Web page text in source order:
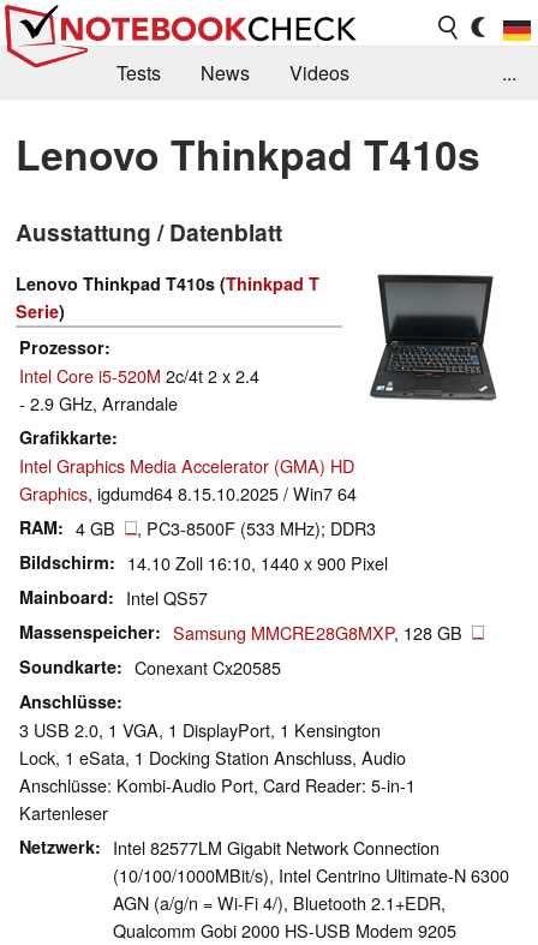
Tests News
Videos
Kaufberatung
Deals Suche
Jobs
Forum
...
Lenovo Thinkpad T410s
Ausstattung / Datenblatt
Lenovo Thinkpad T410s (Thinkpad T
Serie)
Prozessor
Intel Core i5-520M 2c/4t 2 x 2.4
- 2.9 GHz, Arrandale
Grafikkarte
Intel Graphics Media Accelerator (GMA) HD
Graphics, igdumd64 8.15.10.2025 / Win7 64
RAM 4 GB , PC3-8500F (533 MHz); DDR3
Bildschirm 14.10 Zoll 16:10, 1440 x 900 Pixel
Mainboard Intel QS57
Massenspeicher Samsung MMCRE28G8MXP, 128 GB
Soundkarte Conexant Cx20585
Anschlüsse
3 USB 2.0, 1 VGA, 1 DisplayPort, 1 Kensington
Lock, 1 eSata, 1 Docking Station Anschluss, Audio
Anschlüsse: Kombi-Audio Port, Card Reader: 5-in-1
Kartenleser
Netzwerk
Intel 82577LM Gigabit Network Connection
(10/100/1000MBit/s), Intel Centrino Ultimate-N 6300
AGN (a/g/n = Wi-Fi 4/), Bluetooth 2.1+EDR,
Qualcomm Gobi 2000 HS-USB Modem 9205